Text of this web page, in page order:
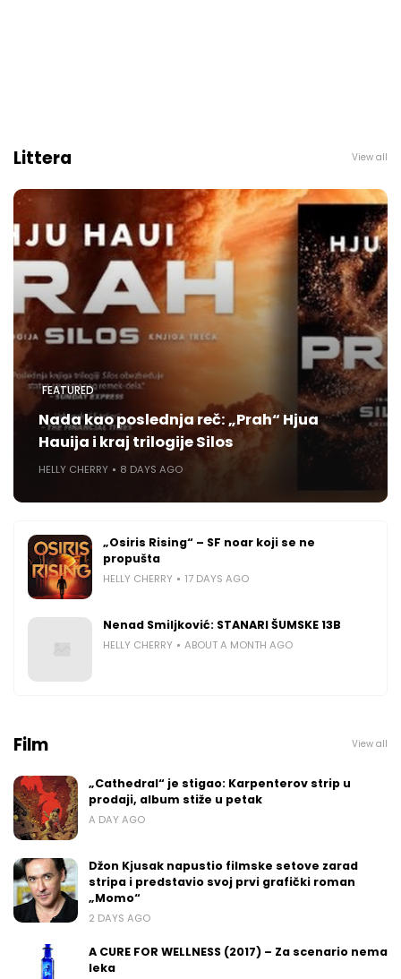
Littera View all
FEATURED
Nada kao poslednja reč: „Prah“ Hjua
Hauija i kraj trilogije Silos
HELLY CHERRY 8 DAYS AGO
„Osiris Rising“ – SF noar koji se ne
propušta
HELLY CHERRY 17 DAYS AGO
Nenad Smiljković: STANARI ŠUMSKE 13B
HELLY CHERRY ABOUT A MONTH AGO
Film View all
„Cathedral“ je stigao: Karpenterov strip u
prodaji, album stiže u petak
A DAY AGO
Džon Kjusak napustio filmske setove zarad
stripa i predstavio svoj prvi grafički roman
„Momo“
2 DAYS AGO
A CURE FOR WELLNESS (2017) – Za scenario nema
leka